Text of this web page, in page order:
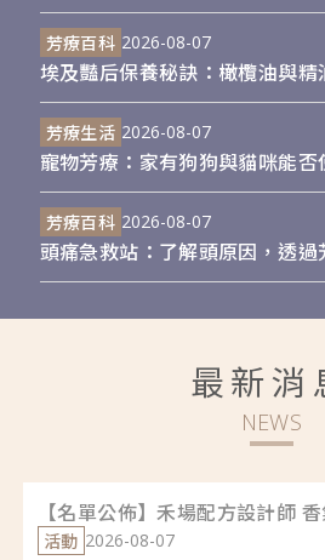
芳療百科 2026-08-07
埃及豔后保養秘訣：橄欖油與
芳療生活 2026-08-07
寵物芳療：家有狗狗與貓咪能
與推薦精油基本知識
芳療百科 2026-08-07
頭痛急救站：了解頭原因，透
最新消
NEWS
【名單公佈】禾場配方設計師
主名單出爐
活動 2026-08-07